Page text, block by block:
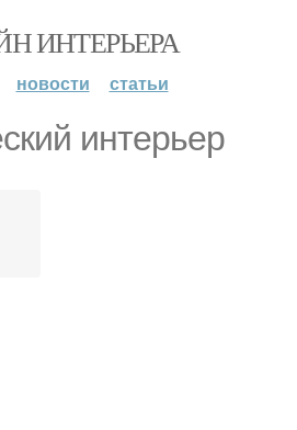
ИНТЕРЬЕРА
новости статьи
интерьер